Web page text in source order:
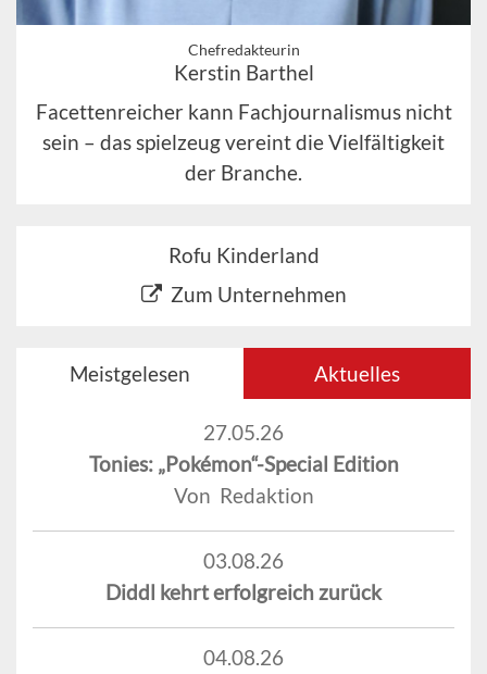
Chefredakteurin
Kerstin Barthel
Facettenreicher kann Fachjournalismus nicht
sein – das spielzeug vereint die Vielfältigkeit
der Branche.
Rofu Kinderland
Zum Unternehmen
Meistgelesen Aktuelles
27.05.26
Tonies: „Pokémon“-Special Edition
Von Redaktion
03.08.26
Diddl kehrt erfolgreich zurück
04.08.26